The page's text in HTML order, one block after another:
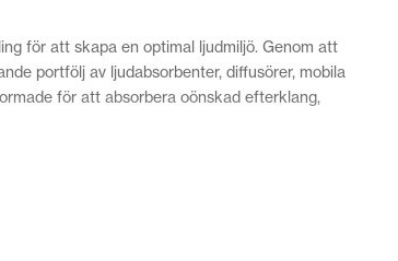
för att skapa en optimal ljudmiljö. Genom att
portfölj av ljudabsorbenter, diffusörer, mobila
för att absorbera oönskad efterklang,
och skapar skräddarsydda lösningar för